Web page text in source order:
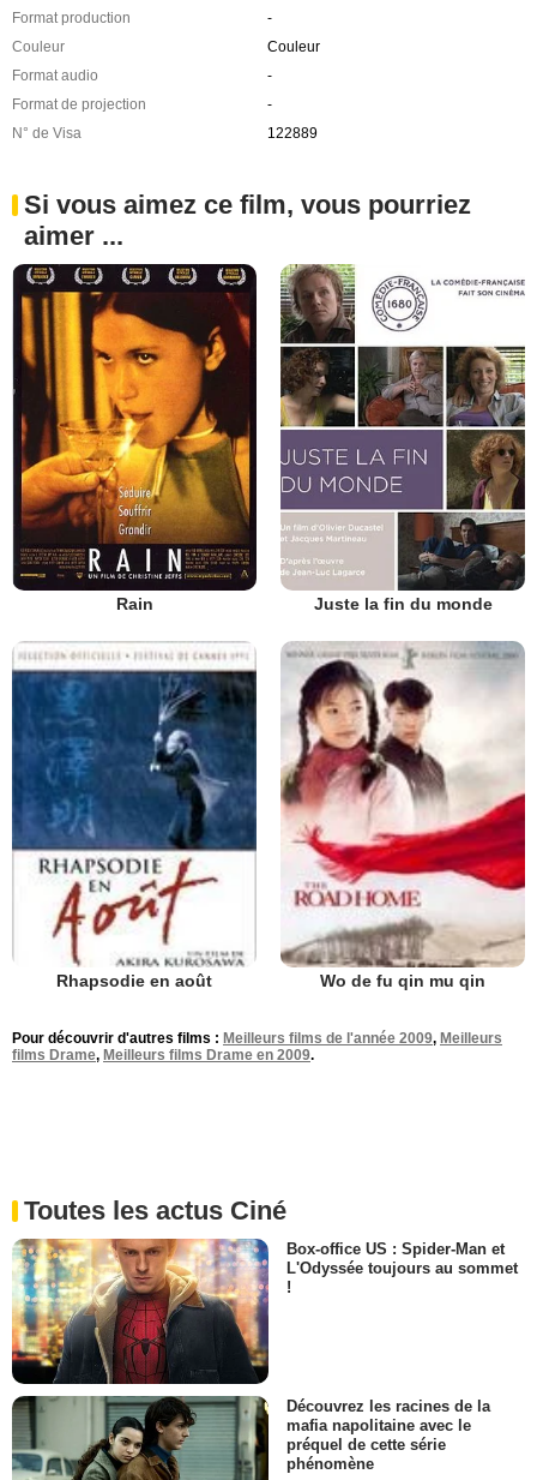
Format production
-
Couleur
Couleur
Format audio
-
Format de projection
-
N° de Visa
122889
Si vous aimez ce film, vous pourriez
aimer ...
Rain Juste la fin du monde
Rhapsodie en août Wo de fu qin mu qin
Pour découvrir d'autres films : Meilleurs films de l'année 2009, Meilleurs
films Drame, Meilleurs films Drame en 2009.
Toutes les actus Ciné
Box-office US : Spider-Man et
L'Odyssée toujours au sommet
!
Découvrez les racines de la
mafia napolitaine avec le
préquel de cette série
phénomène